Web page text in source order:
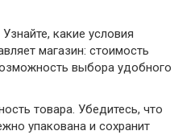
какие условия
магазин: стоимость
выбора удобного
товара. Убедитесь, что
упакована и сохранит